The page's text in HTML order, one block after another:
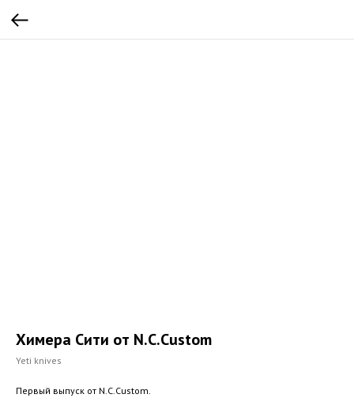
Химера Сити от N.C.Custom
Yeti knives
Первый выпуск от N.C.Custom.